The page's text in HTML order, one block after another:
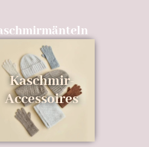
Kaschmir-
Accessoires